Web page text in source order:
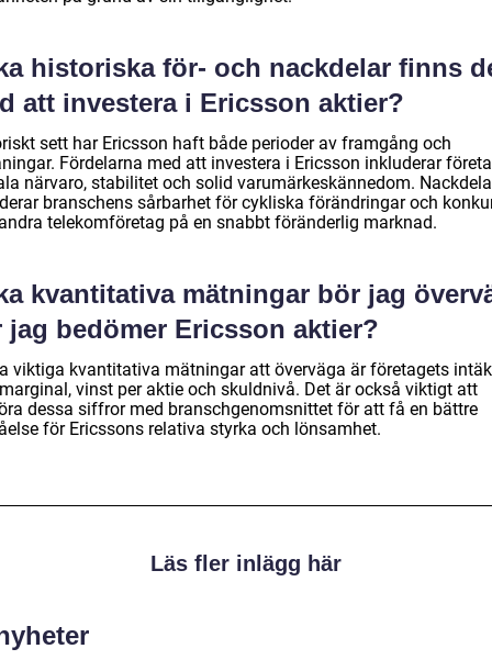
historiska för- och nackdelar finns
att investera i Ericsson aktier?
sett har Ericsson haft både perioder av framgång och
Fördelarna med att investera i Ericsson inkluderar
närvaro, stabilitet och solid varumärkeskännedom.
branschens sårbarhet för cykliska förändringar och
telekomföretag på en snabbt föränderlig marknad.
kvantitativa mätningar bör jag
jag bedömer Ericsson aktier?
viktiga kvantitativa mätningar att överväga är företagets
vinst per aktie och skuldnivå. Det är också viktigt att
dessa siffror med branschgenomsnittet för att få en bättre
för Ericssons relativa styrka och lönsamhet.
Läs fler inlägg här